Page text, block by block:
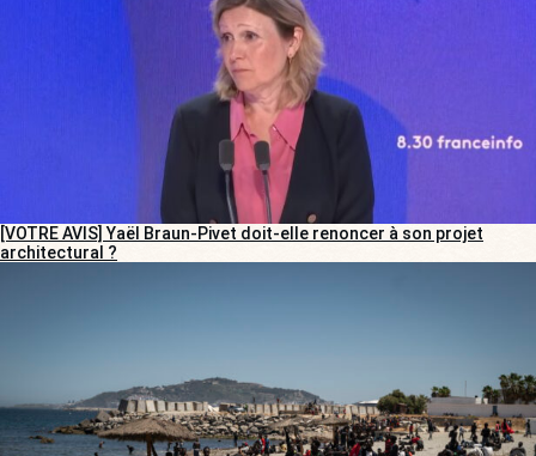
[VOTRE AVIS] Yaël Braun-Pivet doit-elle renoncer à son projet
architectural ?